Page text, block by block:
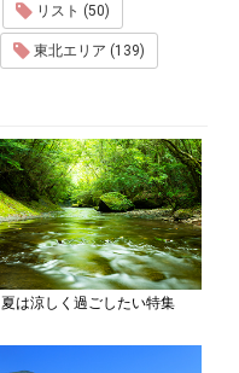
リスト (50)
東北エリア (139)
夏は涼しく過ごしたい特集